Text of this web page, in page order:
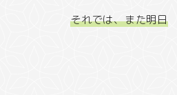
それでは、また明日